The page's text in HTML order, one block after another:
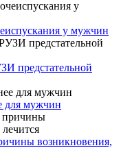
у мужчин
предстательной
для мужчин
возникновения,